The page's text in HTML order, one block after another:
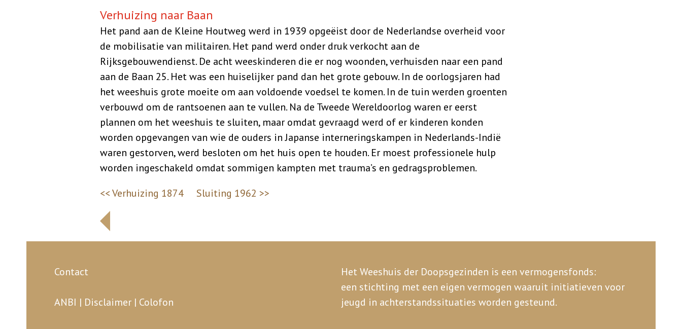
Verhuizing naar Baan
Het pand aan de Kleine Houtweg werd in 1939 opgeëist door de Nederlandse overheid voor
de mobilisatie van militairen. Het pand werd onder druk verkocht aan de
Rijksgebouwendienst. De acht weeskinderen die er nog woonden, verhuisden naar een pand
aan de Baan 25. Het was een huiselijker pand dan het grote gebouw. In de oorlogsjaren had
het weeshuis grote moeite om aan voldoende voedsel te komen. In de tuin werden groenten
verbouwd om de rantsoenen aan te vullen. Na de Tweede Wereldoorlog waren er eerst
plannen om het weeshuis te sluiten, maar omdat gevraagd werd of er kinderen konden
worden opgevangen van wie de ouders in Japanse interneringskampen in Nederlands-Indië
waren gestorven, werd besloten om het huis open te houden. Er moest professionele hulp
worden ingeschakeld omdat sommigen kampten met trauma’s en gedragsproblemen.
<< Verhuizing 1874
Sluiting 1962 >>
Contact
ANBI | Disclaimer | Colofon
Het Weeshuis der Doopsgezinden is een vermogensfonds:
een stichting met een eigen vermogen waaruit initiatieven voor
jeugd in achterstandssituaties worden gesteund.